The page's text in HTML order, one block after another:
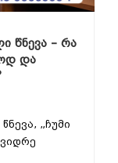
წნევა – რა
და
„ჩუმი